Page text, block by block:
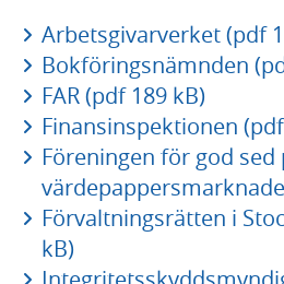
Arbetsgivarverket (pdf
Bokföringsnämnden
FAR (pdf 189 kB)
Finansinspektionen
Föreningen för god sed
Förvaltningsrätten i
kB)